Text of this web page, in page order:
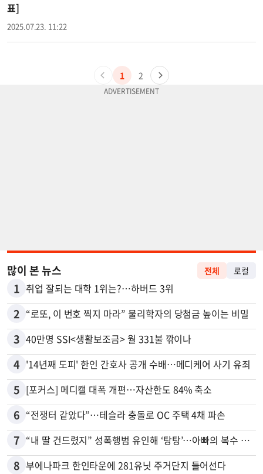
표]
2025.07.23. 11:22
1 2
많이 본 뉴스 전체 로컬
1 취업 잘되는 대학 1위는?…하버드 3위
2 “로또, 이 번호 찍지 마라” 물리학자의 당첨금 높이는 비밀
3 40만명 SSI<생활보조금> 월 331불 깎이나
4 '14년째 도피' 한인 간호사 공개 수배…메디케어 사기 유죄
5 [포커스] 메디캘 대폭 개편…자산한도 84% 축소
6 “전쟁터 같았다”…테슬라 충돌로 OC 주택 4채 파손
7 “내 딸 건드렸지” 성폭행범 유인해 ‘탕탕’…아빠의 복수 결말
8 부에나파크 한인타운에 281유닛 주거단지 들어선다